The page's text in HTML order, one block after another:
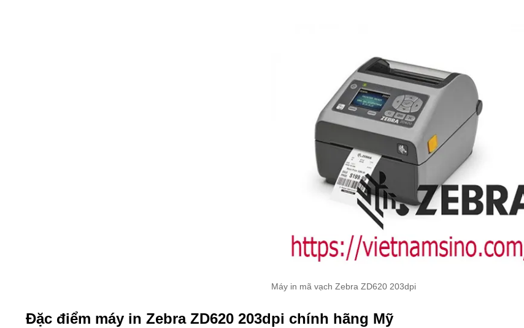
Máy in mã vạch Zebra ZD620 203dpi
Đặc điểm máy in Zebra ZD620 203dpi chính hãng Mỹ